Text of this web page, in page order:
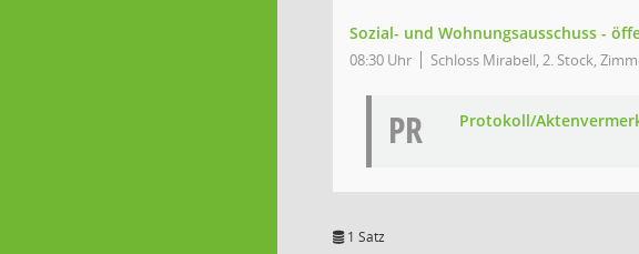
Sozial- und Wohnungsausschuss -
08:30 Uhr Schloss Mirabell, 2. Stock,
PR Protokoll/
1 Satz